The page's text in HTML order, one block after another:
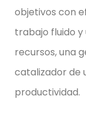
objetivos con
trabajo fluido y
recursos, una
catalizador de
productividad.